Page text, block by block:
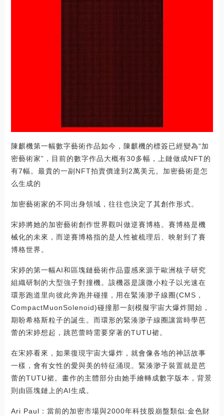
陳麒機第一幅數字藝術作品如今，陳麒機的標簽已經變為“加
密藝術家”，目前的數字作品大概有30多幅，上鏈做成NFT的
有7幅。最貴的一副NFT拍賣價達到2萬美元。加密藝術是怎
么生成的
加密藝術家的不同出身領域，往往也決定了其創作形式。
宋婷將她的加密藝術創作世界觀叫做逆賽博格。賽博格是機
械化的未來，而逆賽博格指的是人性被梳理后、映射到了賽
博格世界。
宋婷的第一幅AI和區塊鏈藝術作品靈感來源于歐洲核子研究
組織研制的大型強子對撞機。該機器是讓微小粒子以光速在
環形跑道里向彼此奔跑并碰撞，用在緊湊渺子線圈(CMS，
CompactMuonSolenoid)碰撞那一刻模擬宇宙大爆炸開始，
期盼希格斯粒子的誕生。而環形的緊湊渺子線圈讓當時學芭
蕾的宋婷想起，跳芭蕾時需要穿著的TUTU裙。
在宋婷看來，如果復現宇宙大爆炸，就會像各地的神話故事
一樣，會有女性的愛與美的特征涌現。緊湊渺子裝置就是芭
蕾的TUTU裙。畫作的主體部分由她手繪轉成數字版本，背景
則由區塊鏈上的AI生成。
Ari Paul：當前的加密市場與2000年科技股崩盤類似:金色財